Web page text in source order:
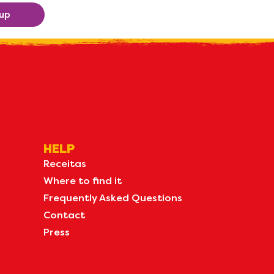
HELP
Receitas
Where to find it
Frequently Asked Questions
Contact
Press